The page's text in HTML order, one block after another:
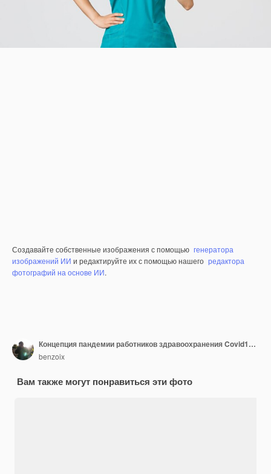
Создавайте собственные изображения с помощью генератора
изображений ИИ и редактируйте их с помощью нашего редактора
фотографий на основе ИИ.
Концепция пандемии работников здравоохранения Covid19 Удивленная и попавшая в засаду азиатская медсестра-врач в халате, указывающая на себя, названная или выбранная на белом фоне
benzoix
Вам также могут понравиться эти фото